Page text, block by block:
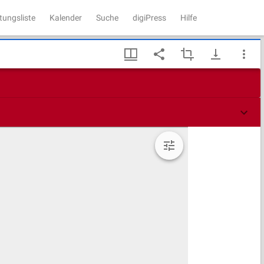
Kalender Suche digiPress Hilfe